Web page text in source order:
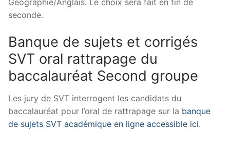
Géographie/Anglais. Le choix sera fait en fin de
seconde.
Banque de sujets et corrigés
SVT oral rattrapage du
baccalauréat Second groupe
Les jury de SVT interrogent les candidats du
baccalauréat pour l’oral de rattrapage sur la banque
de sujets SVT académique en ligne accessible ici.